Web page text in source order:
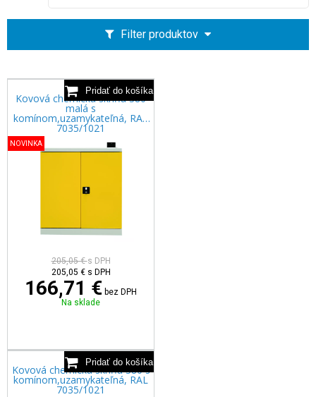
Filter produktov
Kovová chemická skriňa 380
malá s
komínom,uzamykateľná, RAL
7035/1021
NOVINKA
205,05 €s DPH
205,05 € s DPH
166,71 € bez DPH
Na sklade
Kovová chemická skriňa 380 s
komínom,uzamykateľná, RAL
7035/1021